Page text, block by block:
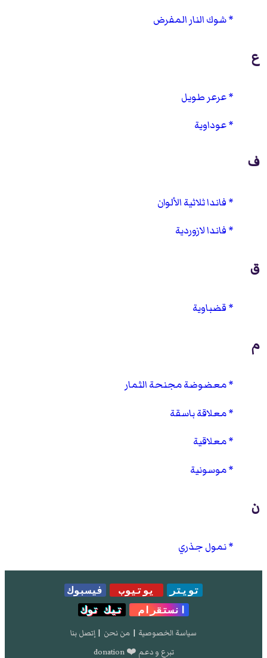
شوك النار المفرض
ع
عرعر طويل
عوداوية
ف
فاندا ثلاثية الألوان
فاندا لازوردية
ق
قضباوية
م
معضوضة مجنحة الثمار
معلاقة باسقة
معلاقية
موسونية
ن
نمول جذري
تويتر يوتيوب
فيسبوك
انستقرام
تيك توك
سياسة الخصوصية | من نحن | إتصل بنا
تبرع و دعم ❤️ donation